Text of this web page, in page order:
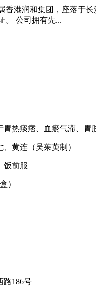
香港润和集团，座落于
。 公司拥有先...
热痰痞、血瘀气滞、胃
黄连（吴茱萸制）
饭前服
）
路186号